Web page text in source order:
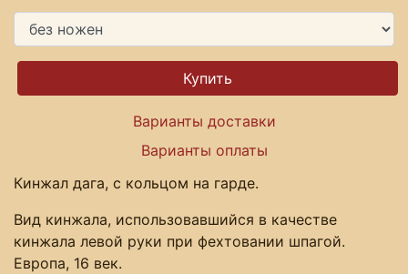
Варианты доставки
Варианты оплаты
Кинжал дага, с кольцом на гарде.
Вид кинжала, использовавшийся в качестве
кинжала левой руки при фехтовании шпагой.
Европа, 16 век.